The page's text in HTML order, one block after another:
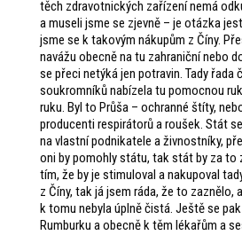
těch zdravotnických zařízení nemá
a museli jsme se zjevně – je otázka
jsme se k takovým nákupům z Číny.
navážu obecně na tu zahraniční nebo
se přeci netýká jen potravin. Tady řada
soukromníků nabízela tu pomocnou
ruku. Byl to Průša – ochranné štíty,
producenti respirátorů a roušek. Stát
na vlastní podnikatele a živnostníky,
oni by pomohly státu, tak stát by za to
tím, že by je stimuloval a nakupoval
z Číny, tak já jsem ráda, že to zaznělo,
k tomu nebyla úplně čistá. Ještě se
Rumburku a obecně k těm lékařům a